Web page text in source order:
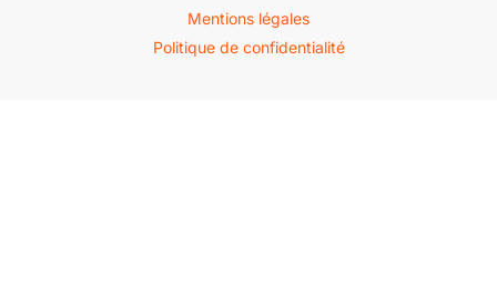
Mentions légales
Politique de confidentialité